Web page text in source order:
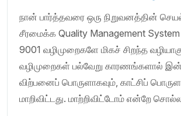
நான் பார்த்தவரை ஒரு நிறுவனத்தின்
சீரமைக்க Quality Management
9001 வழிமுறைகளே மிகச் சிறந்த
வழிமுறைகள் பல்வேறு காரணங்களால்
விற்பனைப் பொருளாகவும், காட்சிப்
மாறிவிட்டது. மாற்றிவிட்டோம் என்றே